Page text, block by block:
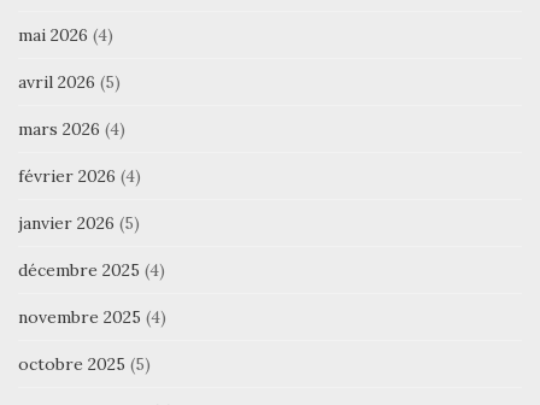
mai 2026 (4)
avril 2026 (5)
mars 2026 (4)
février 2026 (4)
janvier 2026 (5)
décembre 2025 (4)
novembre 2025 (4)
octobre 2025 (5)